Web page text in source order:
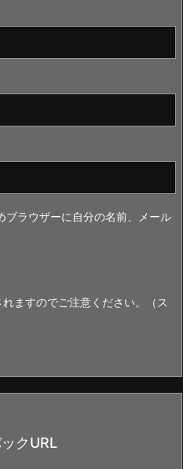
ブラウザーに自分の名前、メール
ますのでご注意ください。（ス
クURL